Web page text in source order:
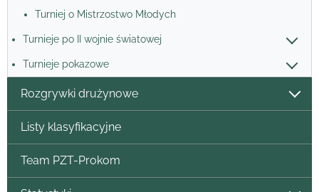
Turniej o Mistrzostwo Młodych
Turnieje po II wojnie światowej
Turnieje pokazowe
Rozgrywki drużynowe
Listy klasyfikacyjne
Team PZT-Prokom